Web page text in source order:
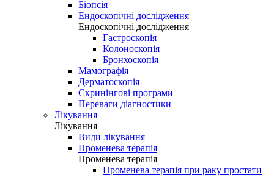
Біопсія
Ендоскопічні дослідження
Ендоскопічні дослідження
Гастроскопія
Колоноскопія
Бронхоскопія
Мамографія
Дерматоскопія
Скринінгові програми
Переваги діагностики
Лікування
Лікування
Види лікування
Променева терапія
Променева терапія
Променева терапія при раку простати